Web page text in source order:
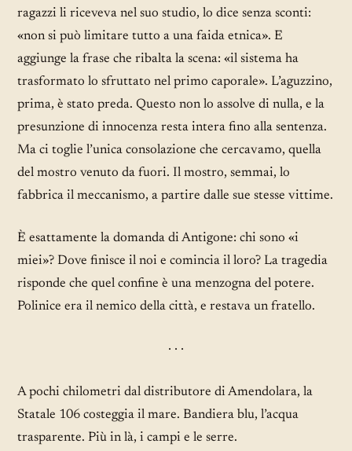
ragazzi li riceveva nel suo studio, lo dice senza sconti:
«non si può limitare tutto a una faida etnica». E
aggiunge la frase che ribalta la scena: «il sistema ha
trasformato lo sfruttato nel primo caporale». L’aguzzino,
prima, è stato preda. Questo non lo assolve di nulla, e la
presunzione di innocenza resta intera fino alla sentenza.
Ma ci toglie l’unica consolazione che cercavamo, quella
del mostro venuto da fuori. Il mostro, semmai, lo
fabbrica il meccanismo, a partire dalle sue stesse vittime.
È esattamente la domanda di Antigone: chi sono «i
miei»? Dove finisce il noi e comincia il loro? La tragedia
risponde che quel confine è una menzogna del potere.
Polinice era il nemico della città, e restava un fratello.
· · ·
A pochi chilometri dal distributore di Amendolara, la
Statale 106 costeggia il mare. Bandiera blu, l’acqua
trasparente. Più in là, i campi e le serre.